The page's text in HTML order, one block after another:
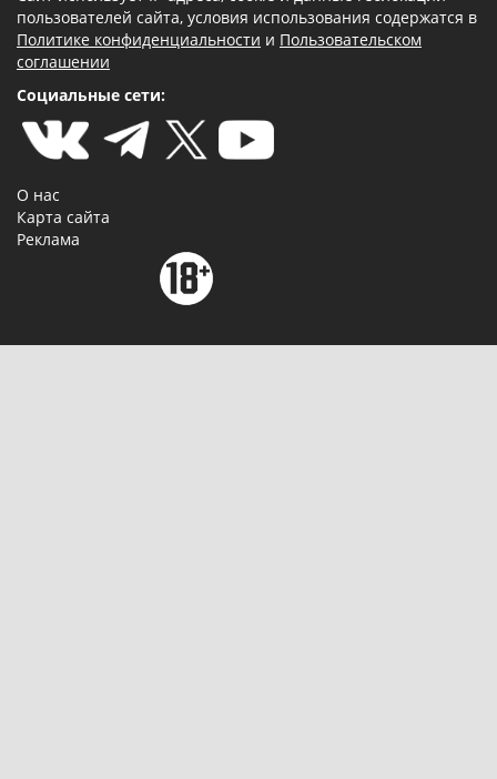
пользователей сайта, условия использования содержатся в
Политике конфиденциальности и Пользовательском
соглашении
Социальные сети:
О нас
Карта сайта
Реклама